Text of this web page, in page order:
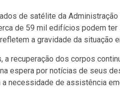
de satélite da Administração
de 59 mil edifícios podem
a gravidade da situação
recuperação dos corpos
espera por notícias de seus
necessidade de assistência